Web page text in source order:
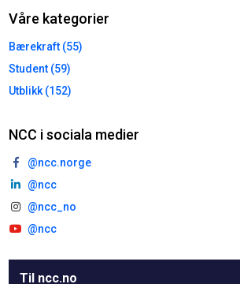
Våre kategorier
Bærekraft (55)
Student (59)
Utblikk (152)
NCC i sociala medier
@ncc.norge
@ncc
@ncc_no
@ncc
Til ncc.no